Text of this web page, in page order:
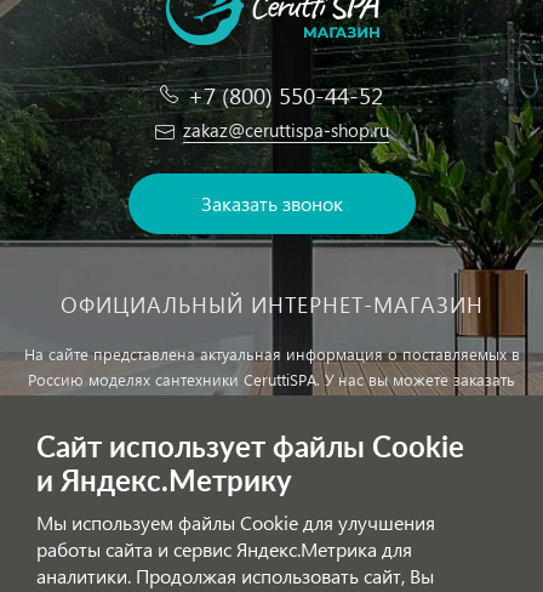
+7 (800) 550-44-52
zakaz@ceruttispa-shop.ru
Заказать звонок
ОФИЦИАЛЬНЫЙ ИНТЕРНЕТ-МАГАЗИН
На сайте представлена актуальная информация о поставляемых в
Россию моделях сантехники CeruttiSPA. У нас вы можете заказать
Внимание!Цены, указанные на сайте, не являются публичной
офертой!
Сайт использует файлы Cookie
и Яндекс.Метрику
Мы используем файлы Cookie для улучшения
работы сайта и сервис Яндекс.Метрика для
аналитики. Продолжая использовать сайт, Вы